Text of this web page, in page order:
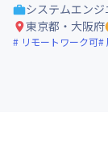
システムエン
東京都・大阪府
リモートワーク可